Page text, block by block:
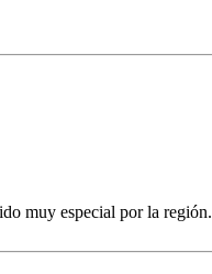
muy especial por la región.